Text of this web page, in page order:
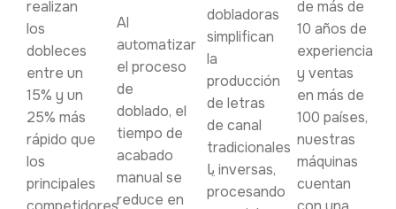
realizan
los
dobleces
entre un
15% y un
25% más
rápido que
los
principales
Al
automatizar
el proceso
de
doblado, el
tiempo de
acabado
manual se
reduce en
dobladoras
simplifican
la
producción
de letras
de canal
tradicionales
یا inversas,
procesando
de más de
10 años de
experiencia
y ventas
en más de
100 países,
nuestras
máquinas
cuentan